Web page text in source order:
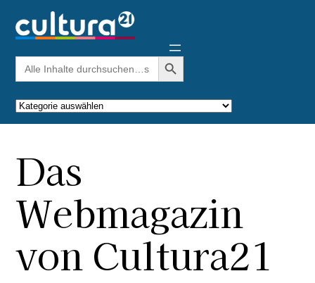
Search
for:
Search Button
Kategorien
Das
Webmagazin
von Cultura21